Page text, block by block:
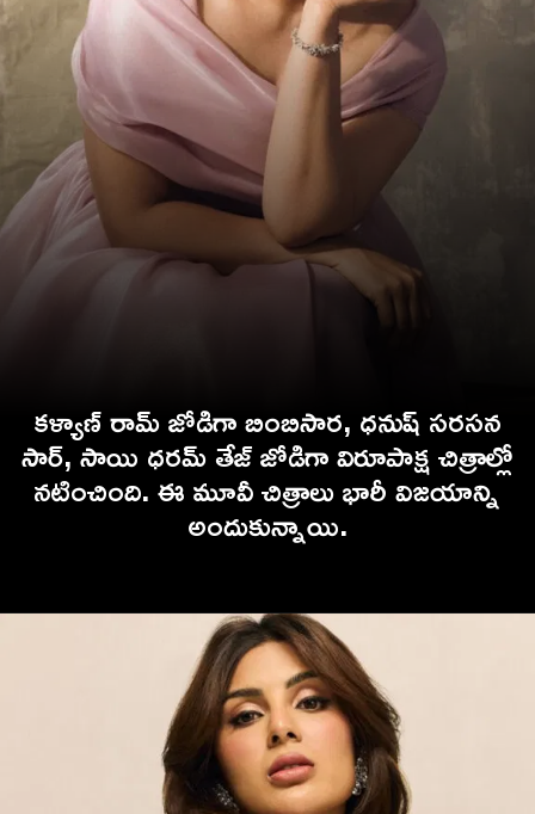
కళ్యాణ్ రామ్ జోడిగా బింబిసార, ధనుష్ సరసన
సార్, సాయి ధరమ్ తేజ్ జోడిగా విరూపాక్ష చిత్రాల్లో
నటించింది. ఈ మూవీ చిత్రాలు భారీ విజయాన్ని
అందుకున్నాయి.